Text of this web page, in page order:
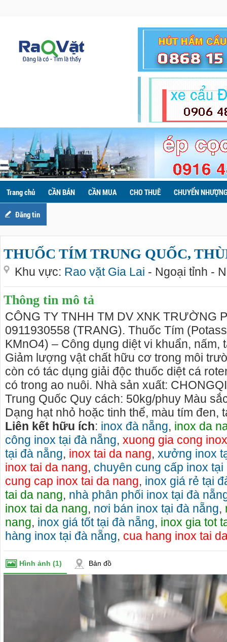
Trang chủ CẦN BÁN CẦN MUA CHO THUÊ CHUYỂN
Đăng tin
THUỐC TÍM TRUNG QUỐC,
Khu vực: Rao vặt Gia Lai - Ngoại tỉnh -
Thông tin mô tả
CÔNG TY TNHH TM DV XNK TRƯỜNG
0911930558 (TRANG). Thuốc Tím
KMnO4) – Công dụng diệt vi khuẩn, nấm,
Giảm lượng vật chất hữu cơ trong môi
còn có tác dụng giải độc thuốc diệt cá
có trong ao nuôi. Nhà sản xuất:
Trung Quốc Quy cách: 50kg/phuy Màu
Dạng hạt nhỏ hoặc tinh thể, màu tím đen,
Liên kết hữu ích: inox đà nẵng, inox da
công inox tại đà nẵng, xuong gia cong
tại đà nẵng, inox tai da nang, xưởng inox
inox tai da nang, chuyên cung cấp inox tại
cung cap inox tai da nang, inox giá rẻ tại
tai da nang, nhà phân phối inox tại đà
inox tai da nang, nơi bán inox tại đà nẵng,
nang, inox giá tốt tại đà nẵng, inox gia tot
hàng inox tại đà nẵng, cua hang inox tai
Hình ảnh (1) Bản đồ
Cho thuê xe du
cho thuê xe xe lịch
Gọi ngay:
thuê xe du lịch tại
chỗ đến 45 chỗ.
Cho thuê xe máy gia lai>> cho thuê xe máy tại
pleiku gia lai
Cho thuê xe máy gia lai rất nhiều xe mới, đẹp,